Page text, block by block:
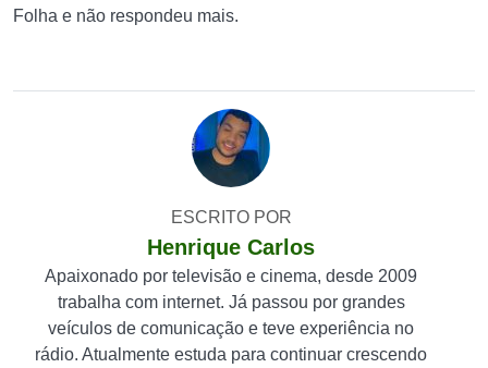
Folha e não respondeu mais.
ESCRITO POR
Henrique Carlos
Apaixonado por televisão e cinema, desde 2009
trabalha com internet. Já passou por grandes
veículos de comunicação e teve experiência no
rádio. Atualmente estuda para continuar crescendo